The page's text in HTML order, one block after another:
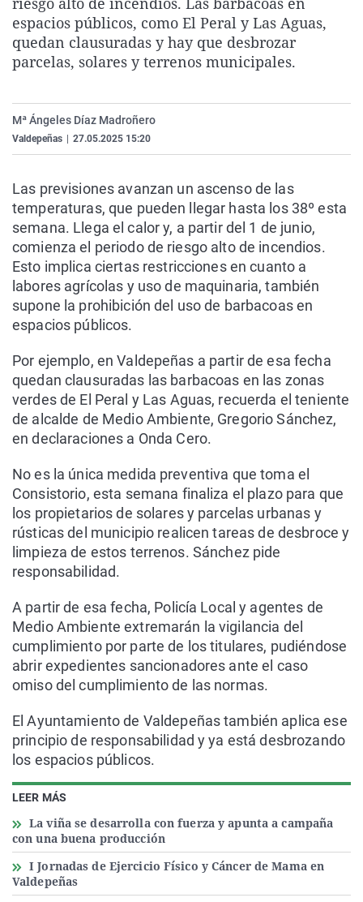
La rosa de los vientos
Gente viajera
Como el perro y el
Caso
Retornados
Equipo de
Extremadura
Galicia
La Rioja
Virales
Televisión
Elecciones
espacios públicos, como El Peral y Las Aguas,
quedan clausuradas y hay que desbrozar
parcelas, solares y terrenos municipales.
Mª Ángeles Díaz Madroñero
Valdepeñas 27.05.2025 15:20
LEER MÁS
La viña se desarrolla con fuerza y apunta a campaña
con una buena producción
I Jornadas de Ejercicio Físico y Cáncer de Mama en
Valdepeñas
Las previsiones avanzan un ascenso de las
temperaturas, que pueden llegar hasta los 38º esta
semana. Llega el calor y, a partir del 1 de junio,
comienza el periodo de riesgo alto de incendios.
Esto implica ciertas restricciones en cuanto a
labores agrícolas y uso de maquinaria, también
supone la prohibición del uso de barbacoas en
espacios públicos.
Por ejemplo, en Valdepeñas a partir de esa fecha
quedan clausuradas las barbacoas en las zonas
verdes de El Peral y Las Aguas, recuerda el teniente
de alcalde de Medio Ambiente, Gregorio Sánchez,
en declaraciones a Onda Cero.
No es la única medida preventiva que toma el
Consistorio, esta semana finaliza el plazo para que
los propietarios de solares y parcelas urbanas y
rústicas del municipio realicen tareas de desbroce y
limpieza de estos terrenos. Sánchez pide
responsabilidad.
A partir de esa fecha, Policía Local y agentes de
Medio Ambiente extremarán la vigilancia del
cumplimiento por parte de los titulares, pudiéndose
abrir expedientes sancionadores ante el caso
omiso del cumplimiento de las normas.
El Ayuntamiento de Valdepeñas también aplica ese
principio de responsabilidad y ya está desbrozando
los espacios públicos.